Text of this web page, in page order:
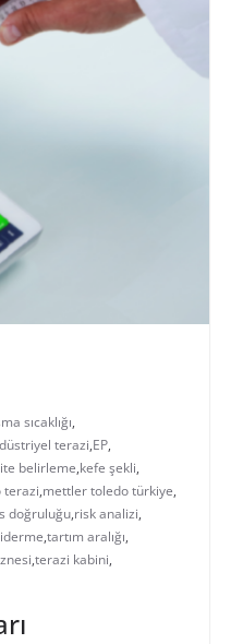
sıcaklığı,
terazi,EP,
belirleme,kefe şekli,
terazi,mettler toledo türkiye,
doğruluğu,risk analizi,
,tartım aralığı,
,terazi kabini,